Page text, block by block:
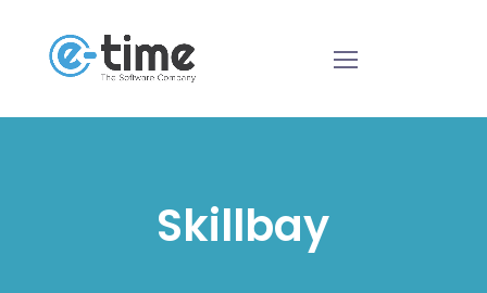
Skillbay